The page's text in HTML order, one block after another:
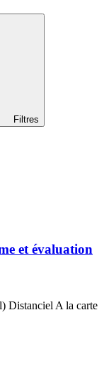
Filtres
et évaluation
Distanciel A la carte